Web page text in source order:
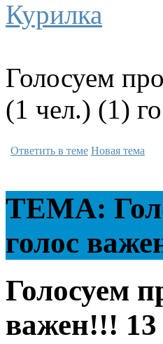
Курилка
Голосуем
(1 чел.) (1)
Ответить в теме Новая тема
ТЕМА:
голос
Голосуем
важен!!!